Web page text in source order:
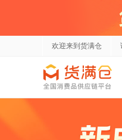
欢迎来到货满仓